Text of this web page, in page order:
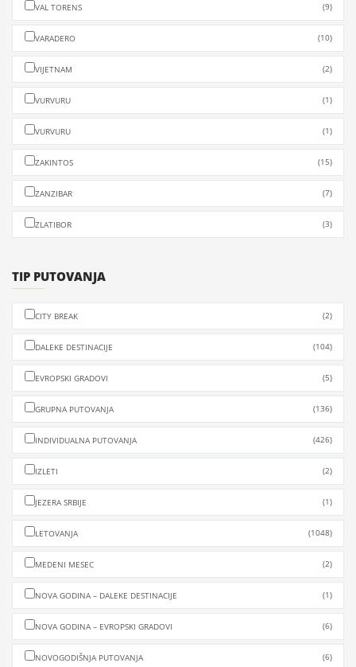
VAL TORENS (9)
VARADERO (10)
VIJETNAM (2)
VURVURU (1)
VURVURU (1)
ZAKINTOS (15)
ZANZIBAR (7)
ZLATIBOR (3)
TIP PUTOVANJA
CITY BREAK (2)
DALEKE DESTINACIJE (104)
EVROPSKI GRADOVI (5)
GRUPNA PUTOVANJA (136)
INDIVIDUALNA PUTOVANJA (426)
IZLETI (2)
JEZERA SRBIJE (1)
LETOVANJA (1048)
MEDENI MESEC (2)
NOVA GODINA – DALEKE DESTINACIJE (1)
NOVA GODINA – EVROPSKI GRADOVI (6)
NOVOGODIŠNJA PUTOVANJA (6)